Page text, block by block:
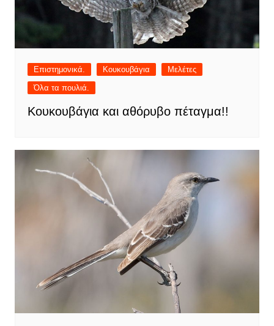
Επιστημονικά. Κουκουβάγια
Μελέτες
Όλα τα πουλιά.
Κουκουβάγια και αθόρυβο πέταγμα!!